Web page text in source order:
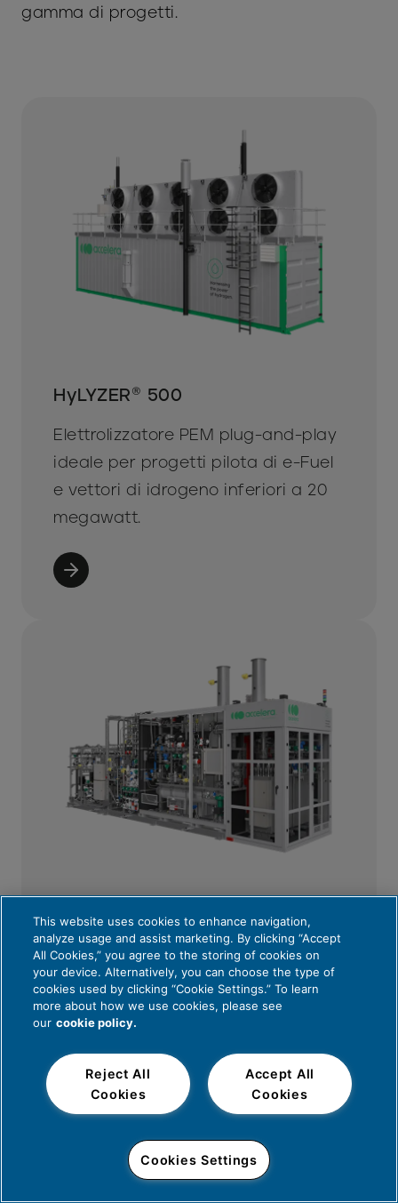
gamma di progetti.
HyLYZER® 500
Elettrolizzatore PEM plug-and-play
ideale per progetti pilota di e-Fuel
e vettori di idrogeno inferiori a 20
megawatt.
HyLYZER® 1000
Produci idrogeno per la produzione
di e-Fuel e di vettori di idrogeno su
larga scala con questo sistema
capacità ed efficienza.
Innovazione in primo piano
Stiamo perseguendo i
percorsi più promettenti in
This website uses cookies to enhance navigation,
analyze usage and assist marketing. By clicking “Accept
All Cookies,” you agree to the storing of cookies on
your device. Alternatively, you can choose the type of
cookies used by clicking “Cookie Settings.” To learn
more about how we use cookies, please see
our cookie policy.
Accept All
Cookies
Reject All
Cookies
Cookies Settings